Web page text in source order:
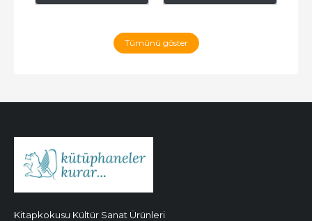
Tümünü göster
Kitapkokusu Kültür Sanat Ürünleri